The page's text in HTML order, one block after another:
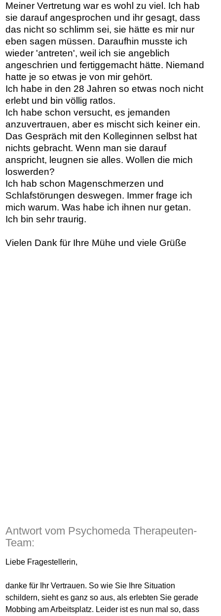
Meiner Vertretung war es wohl zu viel. Ich hab
sie darauf angesprochen und ihr gesagt, dass
das nicht so schlimm sei, sie hätte es mir nur
eben sagen müssen. Daraufhin musste ich
wieder 'antreten', weil ich sie angeblich
angeschrien und fertiggemacht hätte. Niemand
hatte je so etwas je von mir gehört.
Ich habe in den 28 Jahren so etwas noch nicht
erlebt und bin völlig ratlos.
Ich habe schon versucht, es jemanden
anzuvertrauen, aber es mischt sich keiner ein.
Das Gespräch mit den Kolleginnen selbst hat
nichts gebracht. Wenn man sie darauf
anspricht, leugnen sie alles. Wollen die mich
loswerden?
Ich hab schon Magenschmerzen und
Schlafstörungen deswegen. Immer frage ich
mich warum. Was habe ich ihnen nur getan.
Ich bin sehr traurig.
Vielen Dank für Ihre Mühe und viele Grüße
Antwort vom Psychomeda Therapeuten-
Team:
Liebe Fragestellerin,
danke für Ihr Vertrauen. So wie Sie Ihre Situation
schildern, sieht es ganz so aus, als erlebten Sie gerade
Mobbing am Arbeitsplatz. Leider ist es nun mal so, dass